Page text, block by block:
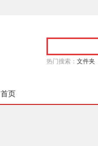
热门搜索： 文件夹
首页